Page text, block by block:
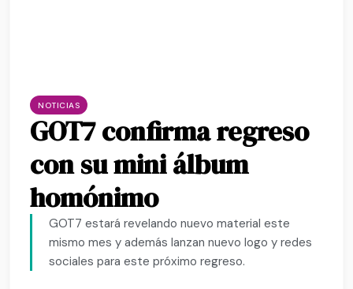
NOTICIAS
GOT7 confirma regreso
con su mini álbum
homónimo
GOT7 estará revelando nuevo material este
mismo mes y además lanzan nuevo logo y redes
sociales para este próximo regreso.